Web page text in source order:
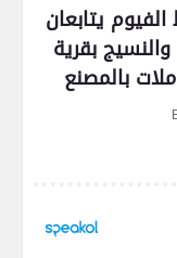
يتابعان
بقرية
بالمصنع